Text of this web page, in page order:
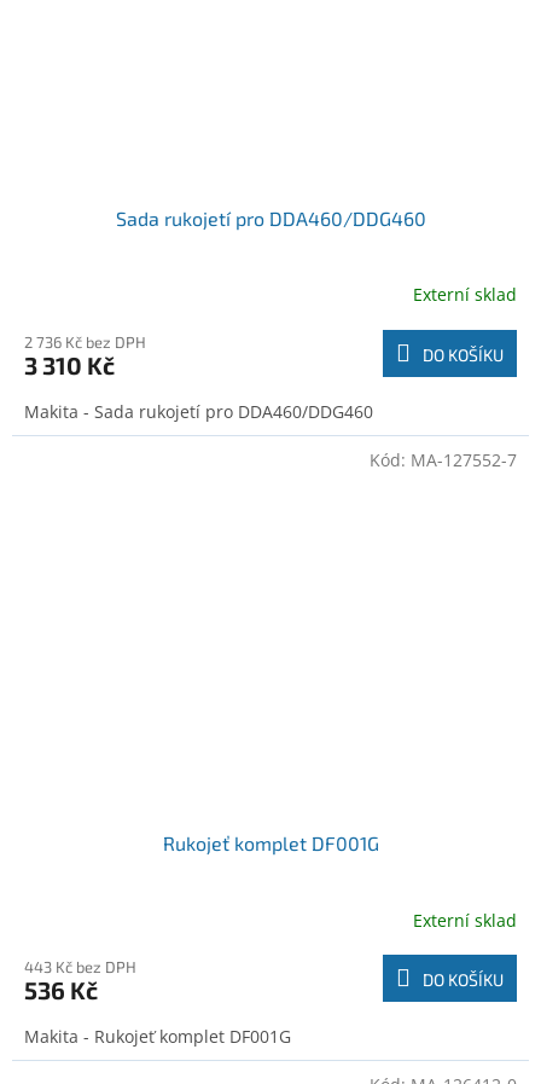
Sada rukojetí pro DDA460/DDG460
Externí sklad
2 736 Kč bez DPH
3 310 Kč DO KOŠÍKU
Makita - Sada rukojetí pro DDA460/DDG460
Rukojeť komplet DF001G
Externí sklad
443 Kč bez DPH
536 Kč DO KOŠÍKU
Makita - Rukojeť komplet DF001G
Kód: MA-127552-7